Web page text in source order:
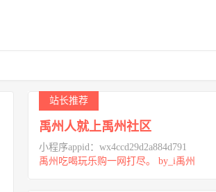
站长推荐
禹州人就上禹州社区
小程序appid：wx4ccd29d2a884d791
禹州吃喝玩乐购一网打尽。 by_i禹州